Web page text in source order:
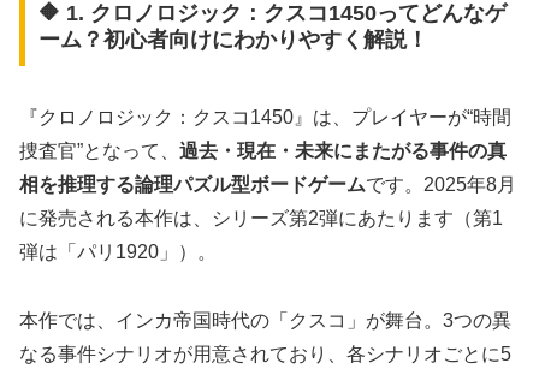
🔶 1. クロノロジック：クスコ1450ってどんなゲ
ーム？初心者向けにわかりやすく解説！
『クロノロジック：クスコ1450』は、プレイヤーが“時間
捜査官”となって、 過去・現在・未来にまたがる事件の真
相を推理する論理パズル型ボードゲームです。2025年8月
に発売される本作は、シリーズ第2弾にあたります（第1
弾は「パリ1920」）。
本作では、インカ帝国時代の「クスコ」が舞台。3つの異
なる事件シナリオが用意されており、各シナリオごとに5